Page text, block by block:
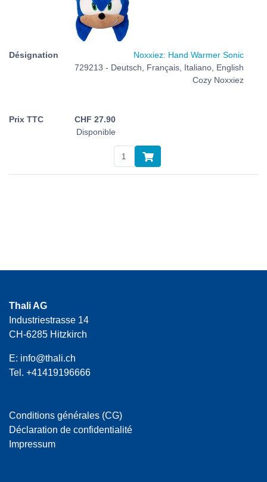
Noxxiez: Hand Warmer Sonic
729213 - Deutsch, Français, Italiano, English
Cozy Noxxiez
CHF 27.90
Disponible
Thali AG
Industriestrasse 14
CH-6285 Hitzkirch
E: info@thali.ch
Tel. +41419196666
Conditions générales (CG)
Déclaration de confidentialité
Impressum